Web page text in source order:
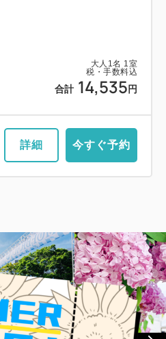
大人 1名 1室
税・手数料込
合計 14,535 円
詳細 今すぐ予約